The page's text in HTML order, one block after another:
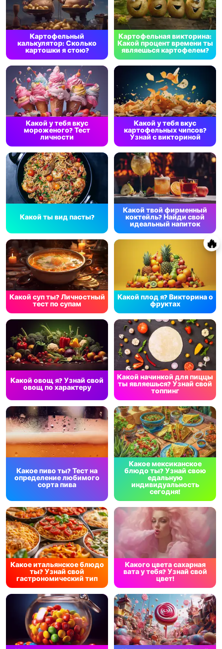
Картофельный
калькулятор: Сколько
картошки я стою?
Картофельная викторина:
Какой процент времени ты
являешься картофелем?
Какой у тебя вкус
мороженого? Тест
личности
Какой у тебя вкус
картофельных чипсов?
Узнай с викториной
Какой ты вид пасты?
Какой твой фирменный
коктейль? Найди свой
идеальный напиток
Какой суп ты? Личностный
тест по супам
Какой плод я? Викторина о
фруктах
🔥
Какой овощ я? Узнай свой
овощ по характеру
Какой начинкой для пиццы
ты являешься? Узнай свой
топпинг
Какое пиво ты? Тест на
определение любимого
сорта пива
Какое мексиканское
блюдо ты? Узнай свою
едальную
индивидуальность
сегодня!
Какое итальянское блюдо
ты? Узнай свой
гастрономический тип
Какого цвета сахарная
вата у тебя? Узнай свой
цвет!